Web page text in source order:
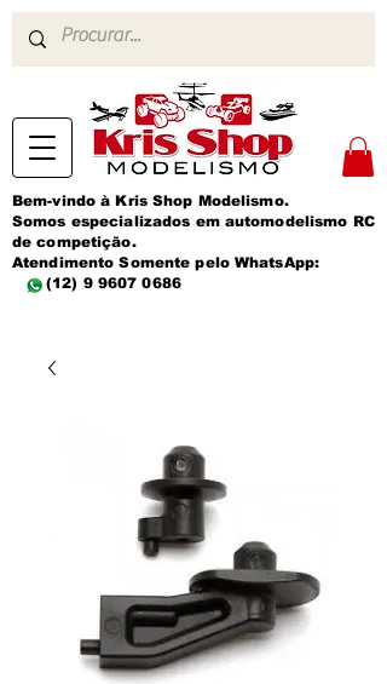
Bem-vindo à Kris Shop Modelismo.
Somos especializados em automodelismo RC
de competição.
Atendimento Somente pelo WhatsApp:
(12) 9 9607 0686